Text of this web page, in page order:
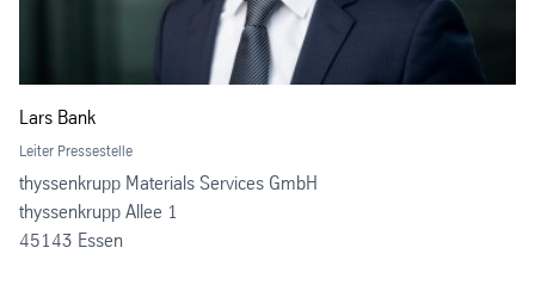
Lars Bank
Leiter Pressestelle
thyssenkrupp Materials Services GmbH
thyssenkrupp Allee 1
45143 Essen